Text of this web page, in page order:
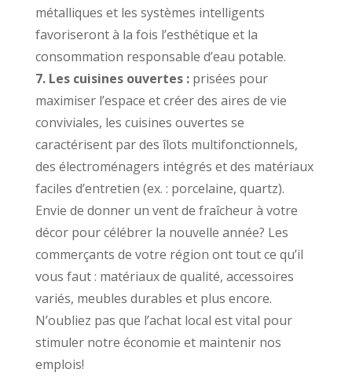
métalliques et les systèmes intelligents
favoriseront à la fois l’esthétique et la
consommation responsable d’eau potable.
7. Les cuisines ouvertes :prisées pour
maximiser l’espace et créer des aires de vie
conviviales, les cuisines ouvertes se
caractérisent par des îlots multifonctionnels,
des électroménagers intégrés et des matériaux
faciles d’entretien (ex. : porcelaine, quartz).
Envie de donner un vent de fraîcheur à votre
décor pour célébrer la nouvelle année? Les
commerçants de votre région ont tout ce qu’il
vous faut : matériaux de qualité, accessoires
variés, meubles durables et plus encore.
N’oubliez pas que l’achat local est vital pour
stimuler notre économie et maintenir nos
emplois!